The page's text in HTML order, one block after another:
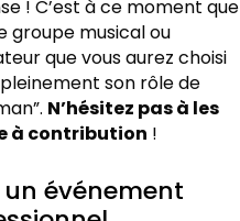
! C’est à ce moment que
groupe musical ou
que vous aurez choisi
son rôle de
N’hésitez pas à les
à contribution !
un événement